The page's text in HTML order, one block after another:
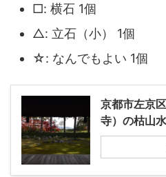
□: 横石 1個
△: 立石（小） 1個
☆: なんでもよい 1個
京都市左京
寺）の枯山